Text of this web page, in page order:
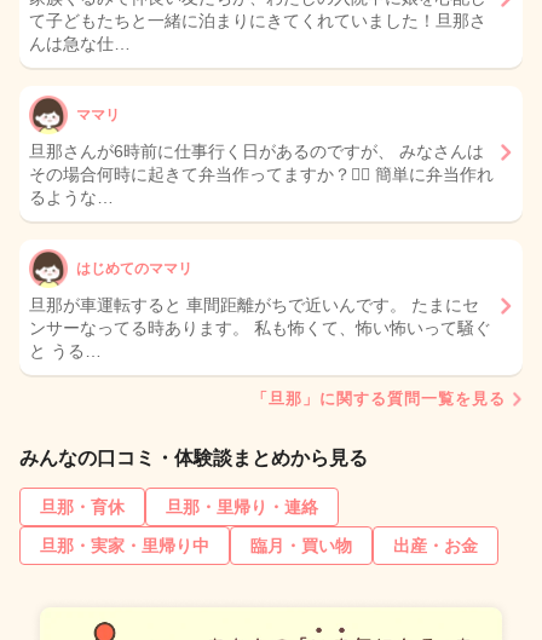
て子どもたちと一緒に泊まりにきてくれていました！旦那さ
んは急な仕…
ママリ
旦那さんが6時前に仕事行く日があるのですが、 みなさんは
その場合何時に起きて弁当作ってますか？😵‍💫 簡単に弁当作れ
るような…
はじめてのママリ
旦那が車運転すると 車間距離がちで近いんです。 たまにセ
ンサーなってる時あります。 私も怖くて、怖い怖いって騒ぐ
と うる…
「旦那」に関する質問一覧を見る
みんなの口コミ・体験談まとめから見る
旦那・育休
旦那・里帰り・連絡
旦那・実家・里帰り中
臨月・買い物 出産・お金